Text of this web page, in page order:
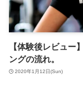
【体験後レビュー
ングの流れ。
2020年1月12日(Sun)